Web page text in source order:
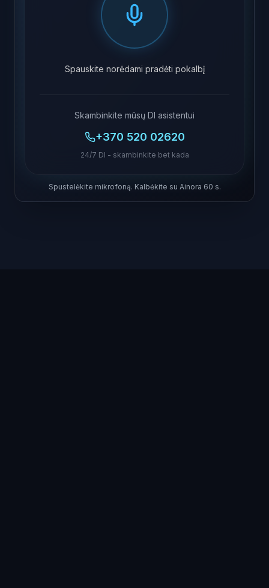
Spauskite norėdami pradėti pokalbį
Skambinkite mūsų DI asistentui
+370 520 02620
24/7 DI - skambinkite bet kada
Spustelėkite mikrofoną. Kalbėkite su Ainora 60 s.